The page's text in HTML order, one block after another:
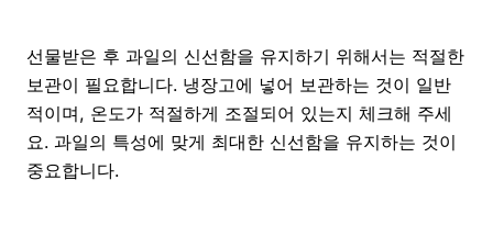
선물받은 후 과일의 신선함을 유지하기 위해서는 적절한
보관이 필요합니다. 냉장고에 넣어 보관하는 것이 일반
적이며, 온도가 적절하게 조절되어 있는지 체크해 주세
요. 과일의 특성에 맞게 최대한 신선함을 유지하는 것이
중요합니다.